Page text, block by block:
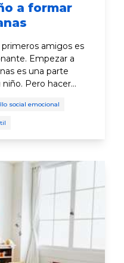
a formar
amigos es
Empezar a
es una parte
niño. Pero hacer
en el desarrollo
ayudar en el
social emocional